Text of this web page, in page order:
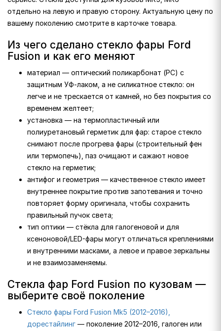
отдельно на левую и правую сторону. Актуальную цену по
вашему поколению смотрите в карточке товара.
Из чего сделано стекло фары Ford
Fusion и как его меняют
материал — оптический поликарбонат (PC) с
защитным УФ-лаком, а не силикатное стекло: он
легче и не трескается от камней, но без покрытия со
временем желтеет;
установка — на термопластичный или
полиуретановый герметик для фар: старое стекло
снимают после прогрева фары (строительный фен
или термопечь), паз очищают и сажают новое
стекло на герметик;
антифог и геометрия — качественное стекло имеет
внутреннее покрытие против запотевания и точно
повторяет форму оригинала, чтобы сохранить
правильный пучок света;
тип оптики — стёкла для галогеновой и для
ксеноновой/LED-фары могут отличаться креплениями
и внутренними масками, а левое и правое зеркальны
и не взаимозаменяемы.
Стекла фар Ford Fusion по кузовам —
выберите своё поколение
Стекло фары Ford Fusion Mk5 (2012–2016),
дорестайлинг — поколение 2012–2016, галоген или